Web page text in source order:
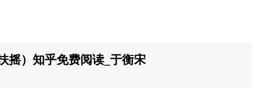
摇）知乎免费阅读_于衡宋